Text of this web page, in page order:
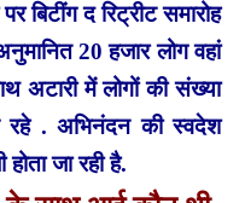
बिटींग द रिट्रीट समारोह
20 हजार लोग वहां
अटारी में लोगों की संख्या
रहे . अभिनंदन की स्वदेश
जा रही है.